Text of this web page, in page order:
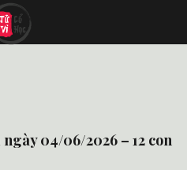
04/06/2026 – 12 con